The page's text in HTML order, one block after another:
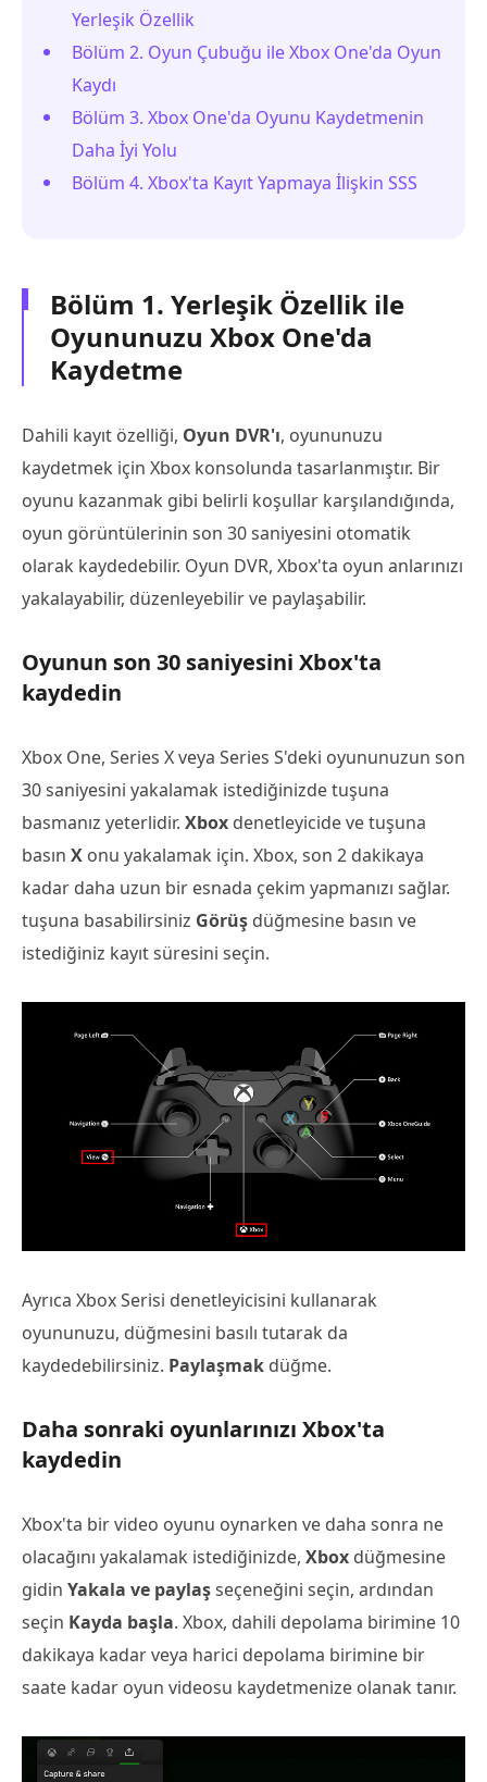
Yerleşik Özellik
Bölüm 2. Oyun Çubuğu ile Xbox One'da Oyun
Kaydı
Bölüm 3. Xbox One'da Oyunu Kaydetmenin
Daha İyi Yolu
Bölüm 4. Xbox'ta Kayıt Yapmaya İlişkin SSS
Bölüm 1. Yerleşik Özellik ile
Oyununuzu Xbox One'da
Kaydetme
Dahili kayıt özelliği, Oyun DVR'ı, oyununuzu
kaydetmek için Xbox konsolunda tasarlanmıştır. Bir
oyunu kazanmak gibi belirli koşullar karşılandığında,
oyun görüntülerinin son 30 saniyesini otomatik
olarak kaydedebilir. Oyun DVR, Xbox'ta oyun anlarınızı
yakalayabilir, düzenleyebilir ve paylaşabilir.
Oyunun son 30 saniyesini Xbox'ta
kaydedin
Xbox One, Series X veya Series S'deki oyununuzun son
30 saniyesini yakalamak istediğinizde tuşuna
basmanız yeterlidir. Xbox denetleyicide ve tuşuna
basın X onu yakalamak için. Xbox, son 2 dakikaya
kadar daha uzun bir esnada çekim yapmanızı sağlar.
tuşuna basabilirsiniz Görüş düğmesine basın ve
istediğiniz kayıt süresini seçin.
Ayrıca Xbox Serisi denetleyicisini kullanarak
oyununuzu, düğmesini basılı tutarak da
kaydedebilirsiniz. Paylaşmak düğme.
Daha sonraki oyunlarınızı Xbox'ta
kaydedin
Xbox'ta bir video oyunu oynarken ve daha sonra ne
olacağını yakalamak istediğinizde, Xbox düğmesine
gidin Yakala ve paylaşseçeneğini seçin, ardından
seçin Kayda başla. Xbox, dahili depolama birimine 10
dakikaya kadar veya harici depolama birimine bir
saate kadar oyun videosu kaydetmenize olanak tanır.